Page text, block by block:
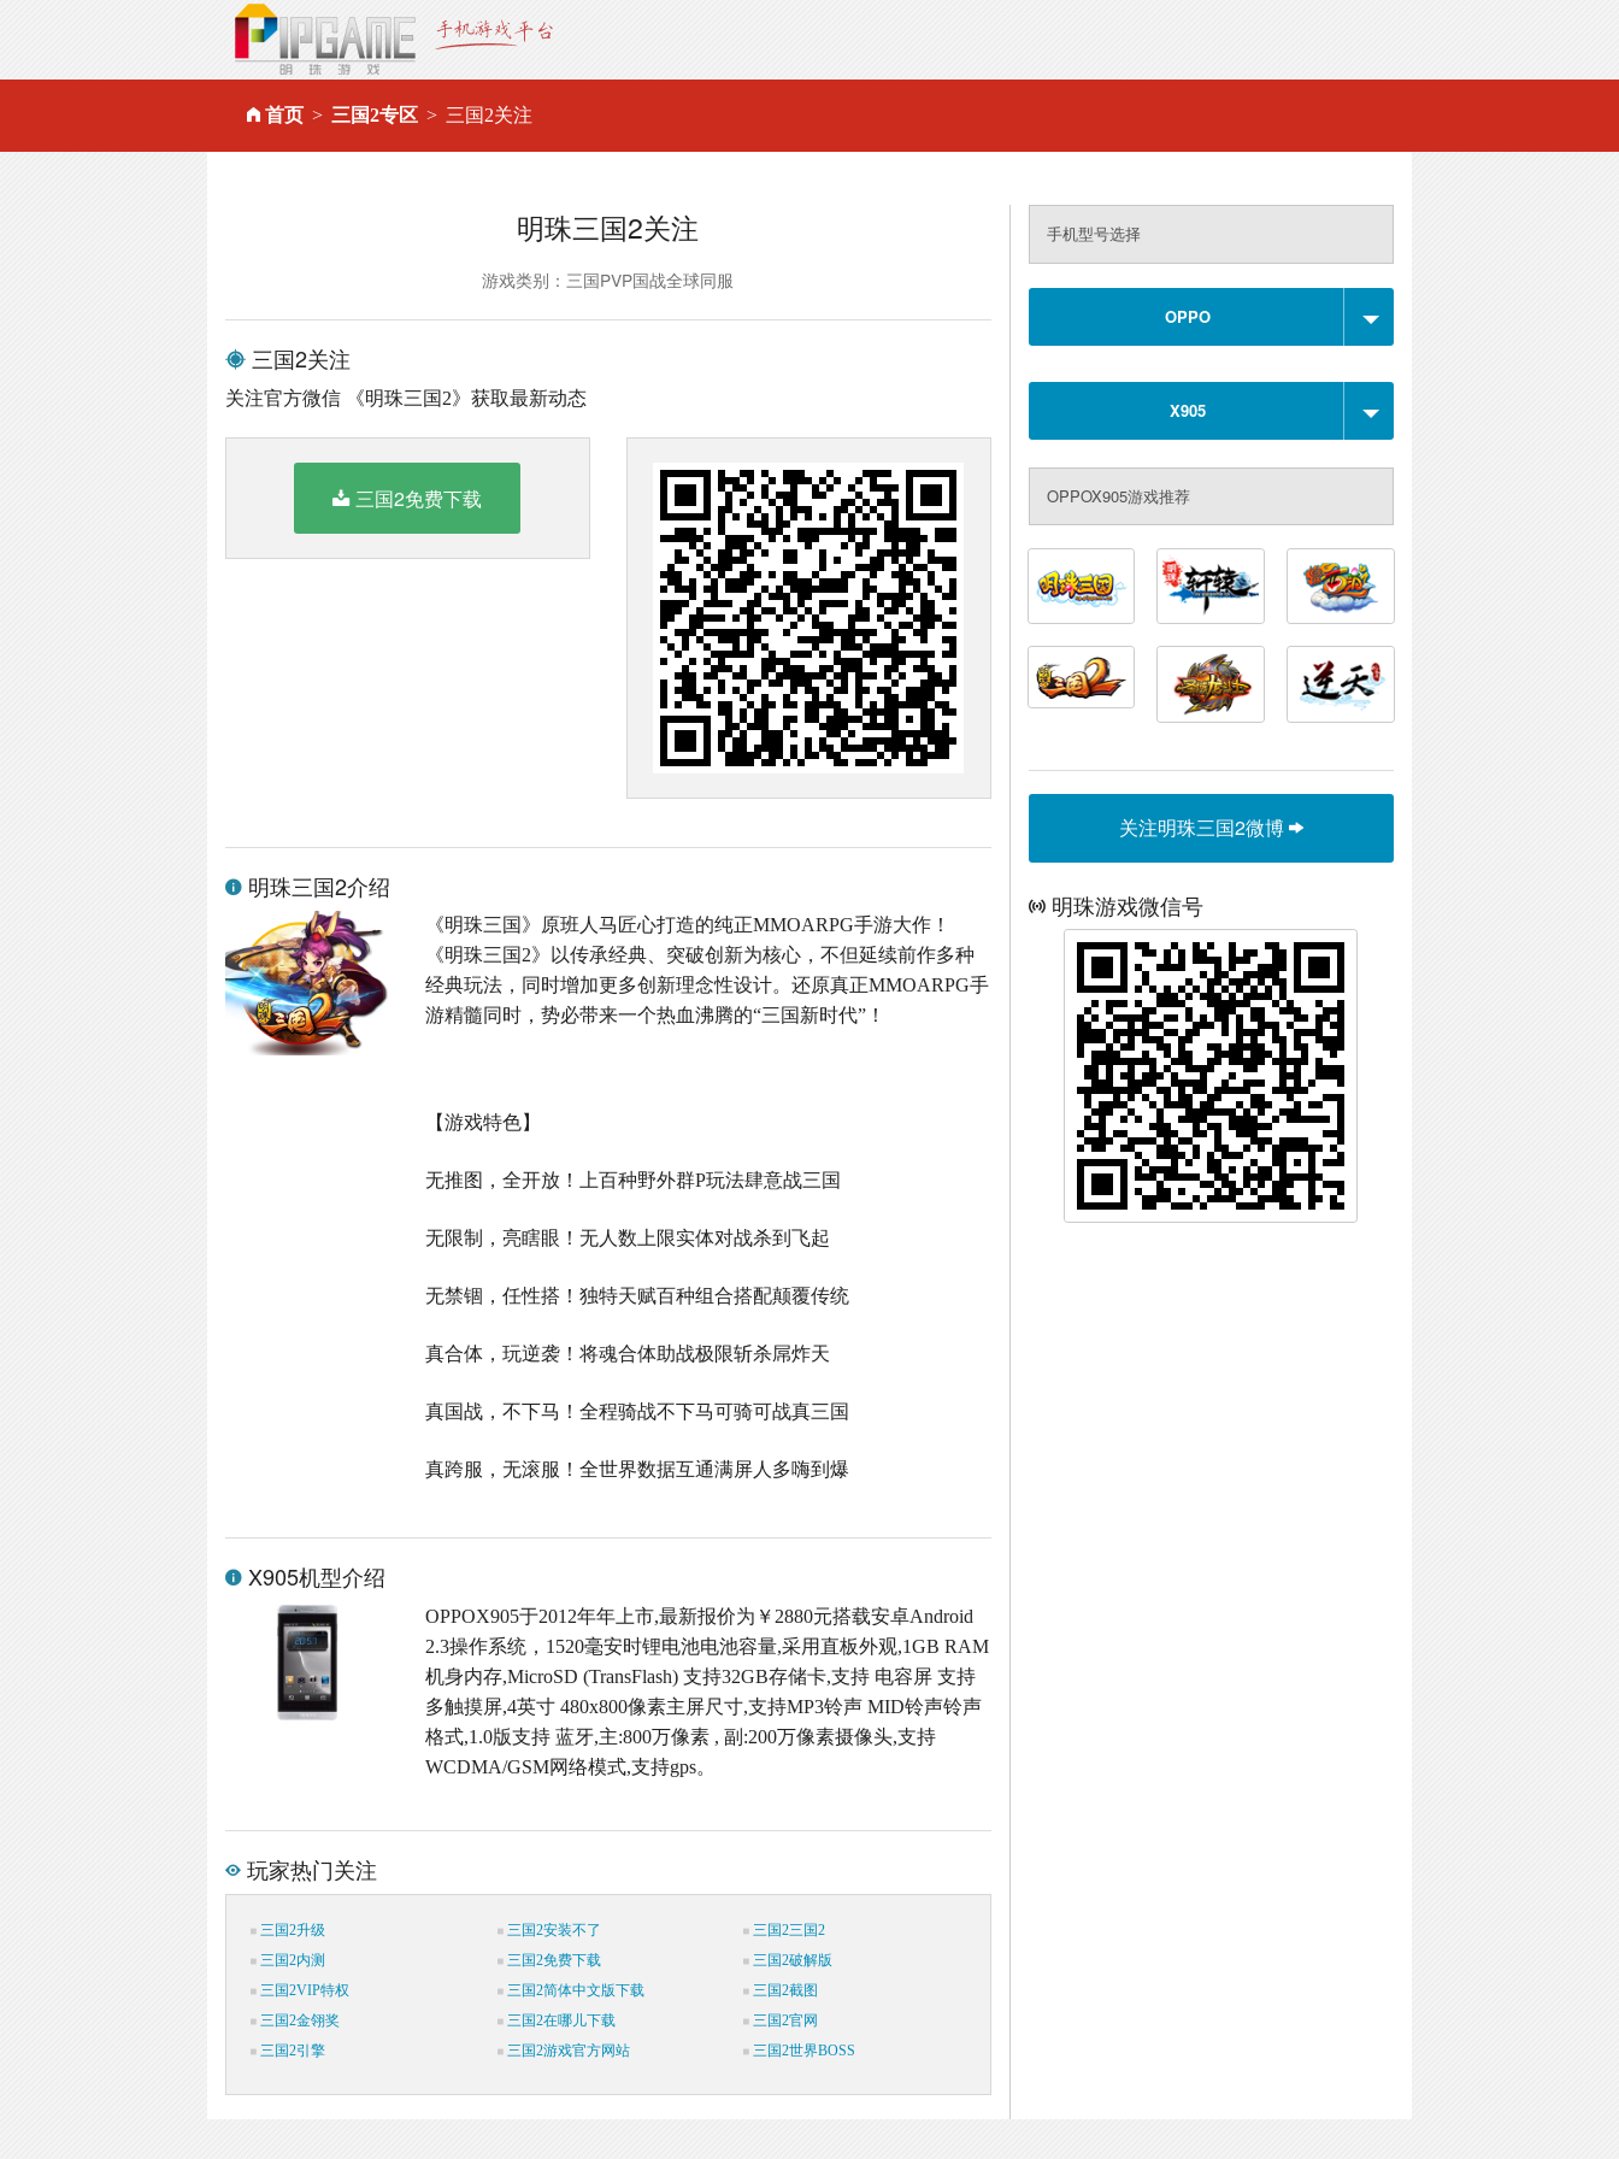
首页 三国2专区 三国2关注
明珠三国2关注
游戏类别：三国PVP国战全球同服
三国2关注
关注官方微信 《明珠三国2》获取最新动态
三国2免费下载
明珠三国2介绍
《明珠三国》原班人马匠心打造的纯正MMOARPG手游大作！
《明珠三国2》以传承经典、突破创新为核心，不但延续前作多种
经典玩法，同时增加更多创新理念性设计。还原真正MMOARPG手
游精髓同时，势必带来一个热血沸腾的“三国新时代”！
【游戏特色】
无推图，全开放！上百种野外群P玩法肆意战三国
无限制，亮瞎眼！无人数上限实体对战杀到飞起
无禁锢，任性搭！独特天赋百种组合搭配颠覆传统
真合体，玩逆袭！将魂合体助战极限斩杀屌炸天
真国战，不下马！全程骑战不下马可骑可战真三国
真跨服，无滚服！全世界数据互通满屏人多嗨到爆
X905机型介绍
OPPOX905于2012年年上市,最新报价为￥2880元搭载安卓Android
2.3操作系统，1520毫安时锂电池电池容量,采用直板外观,1GB RAM
机身内存,MicroSD (TransFlash) 支持32GB存储卡,支持 电容屏 支持
多触摸屏,4英寸 480x800像素主屏尺寸,支持MP3铃声 MID铃声铃声
格式,1.0版支持 蓝牙,主:800万像素 , 副:200万像素摄像头,支持
WCDMA/GSM网络模式,支持gps。
玩家热门关注
三国2升级 三国2安装不了
三国2三国2
三国2内测
三国2免费下载
三国2破解版
三国2VIP特权
三国2简体中文版下载
三国2截图
三国2金翎奖
三国2在哪儿下载
三国2官网
三国2引擎
三国2游戏官方网站 三国2世界BOSS
手机型号选择
OPPO
X905
OPPOX905游戏推荐
关注明珠三国2微博
明珠游戏微信号